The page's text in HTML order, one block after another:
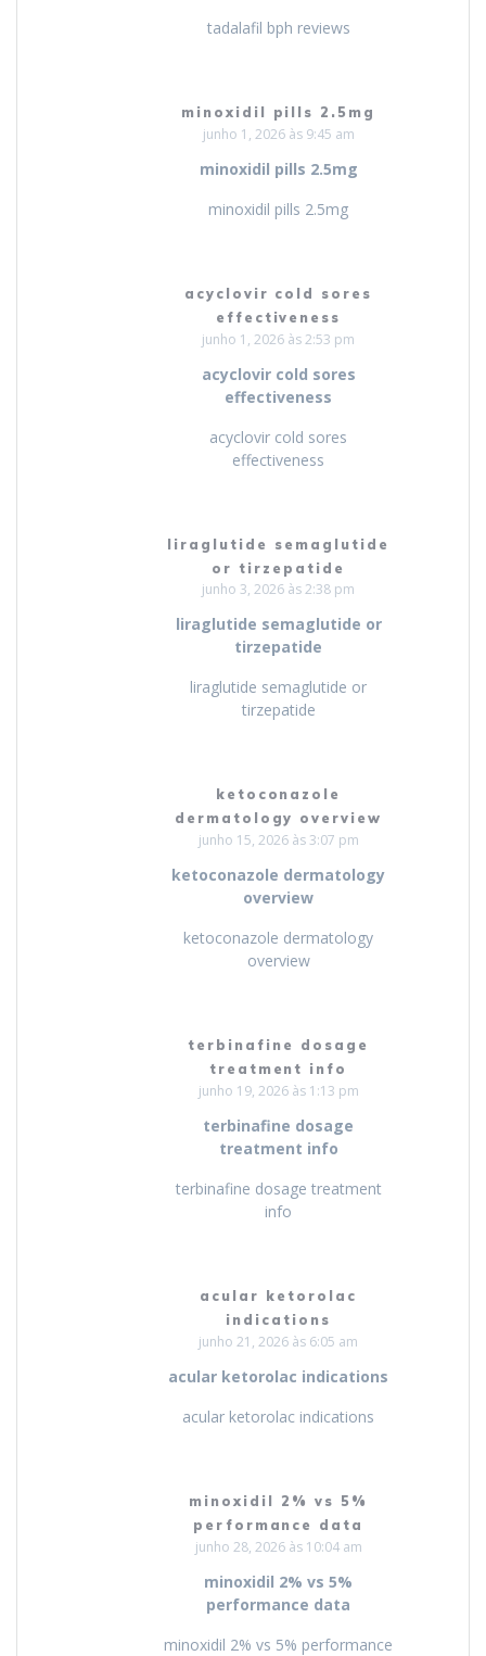
tadalafil bph reviews
minoxidil pills 2.5mg
junho 1, 2026 às 9:45 am
minoxidil pills 2.5mg
minoxidil pills 2.5mg
acyclovir cold sores
effectiveness
junho 1, 2026 às 2:53 pm
acyclovir cold sores
effectiveness
acyclovir cold sores
effectiveness
liraglutide semaglutide
or tirzepatide
junho 3, 2026 às 2:38 pm
liraglutide semaglutide or
tirzepatide
liraglutide semaglutide or
tirzepatide
ketoconazole
dermatology overview
junho 15, 2026 às 3:07 pm
ketoconazole dermatology
overview
ketoconazole dermatology
overview
terbinafine dosage
treatment info
junho 19, 2026 às 1:13 pm
terbinafine dosage
treatment info
terbinafine dosage treatment
info
acular ketorolac
indications
junho 21, 2026 às 6:05 am
acular ketorolac indications
acular ketorolac indications
minoxidil 2% vs 5%
performance data
junho 28, 2026 às 10:04 am
minoxidil 2% vs 5%
performance data
minoxidil 2% vs 5% performance